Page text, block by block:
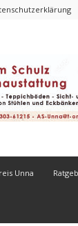
Unna